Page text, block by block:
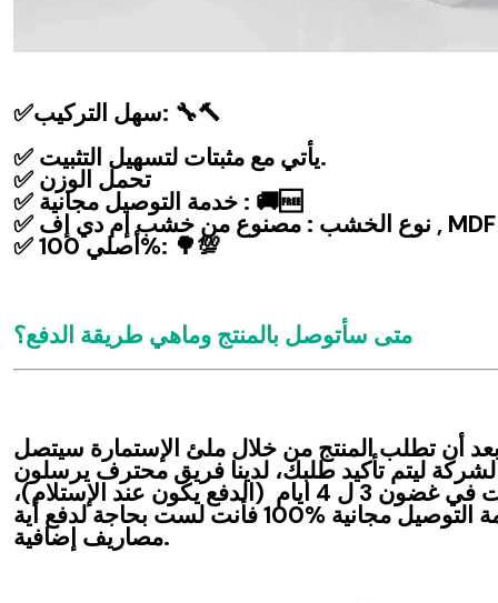
✅سهل التركيب: 🔧🔨
✅ يأتي مع مثبتات لتسهيل التثبيت.
✅ تحمل الوزن
✅ خدمة التوصيل مجانية : 🚚🆓
✅ نوع الخشب : مصنوع من خشب إم دي إف , MDF
✅ أصلي 100%: 🌳💯
متى سأتوصل بالمنتج وماهي طريقة الدفع؟
أن تطلب المنتج من خلال ملئ الإستمارة سيتصل
ليتم تأكيد طلبك، لدينا فريق محترف يرسلون
منتجاتنا أينما كنت في غضون 3 ل 4 ايام (الدفع يكون عند الإستلام)،
بالإظافة إلى خدمة التوصيل مجانية %100 فأنت لست بحاجة لدفع أية
مصاريف إضافية.